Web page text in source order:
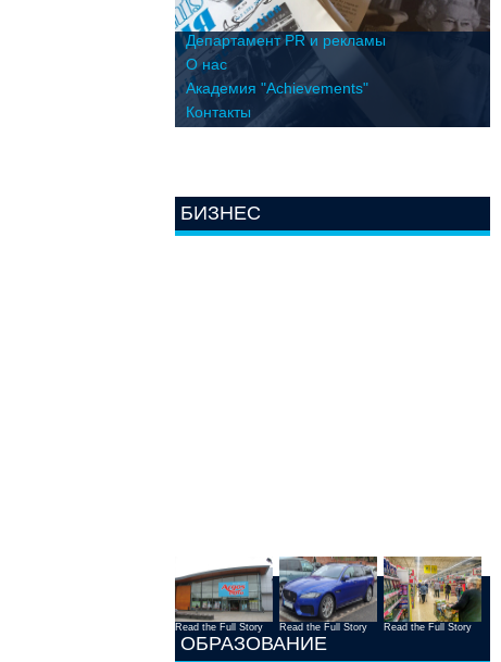
Департамент PR и рекламы
О нас
Академия "Achievements"
Контакты
БИЗНЕС
Read the Full Story Read the Full Story Read the Full Story
ОБРАЗОВАНИЕ